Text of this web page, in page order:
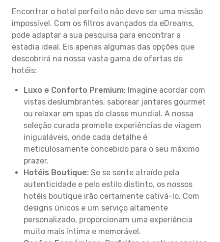
Encontrar o hotel perfeito não deve ser uma missão
impossível. Com os filtros avançados da eDreams,
pode adaptar a sua pesquisa para encontrar a
estadia ideal. Eis apenas algumas das opções que
descobrirá na nossa vasta gama de ofertas de
hotéis:
Luxo e Conforto Premium: Imagine acordar com
vistas deslumbrantes, saborear jantares gourmet
ou relaxar em spas de classe mundial. A nossa
seleção curada promete experiências de viagem
inigualáveis, onde cada detalhe é
meticulosamente concebido para o seu máximo
prazer.
Hotéis Boutique: Se se sente atraído pela
autenticidade e pelo estilo distinto, os nossos
hotéis boutique irão certamente cativá-lo. Com
designs únicos e um serviço altamente
personalizado, proporcionam uma experiência
muito mais íntima e memorável.